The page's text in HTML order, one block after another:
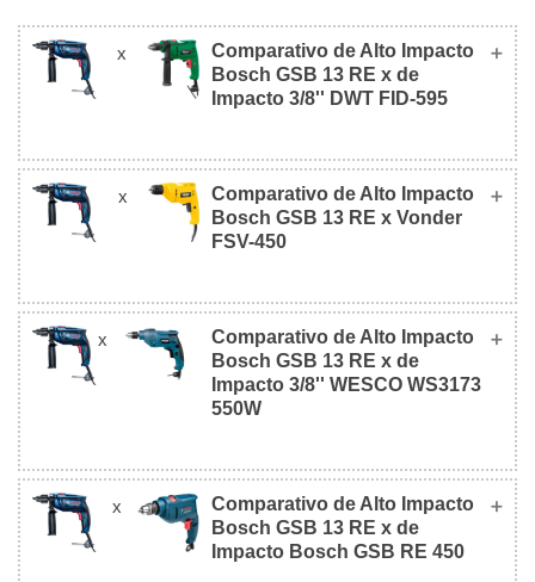
x
Comparativo de Alto Impacto
Bosch GSB 13 RE x de
Impacto 3/8'' DWT FID-595
de Alto Impacto
Bosch GSB 13 RE
de Impacto
Foto
R$
564,50
R$
246,50
x
Comparativo de Alto Impacto
Bosch GSB 13 RE x Vonder
FSV-450
de Alto Impacto
Bosch GSB 13 RE
Vonder FSV-
450
x
Comparativo de Alto Impacto
Bosch GSB 13 RE x de
Impacto 3/8'' WESCO WS3173
550W
de Alto Impacto
Bosch GSB 13
de Impacto 3/8''
WESCO WS3173
x
Comparativo de Alto Impacto
Bosch GSB 13 RE x de
Impacto Bosch GSB RE 450